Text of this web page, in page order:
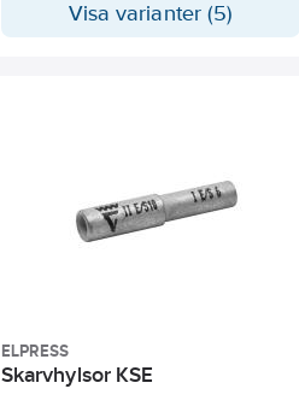
Visa varianter (5)
ELPRESS
Skarvhylsor KSE